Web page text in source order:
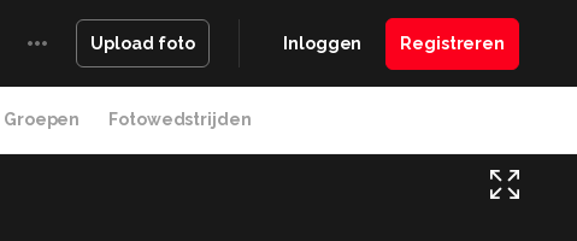
Upload foto Inloggen Registreren
Groepen Fotowedstrijden